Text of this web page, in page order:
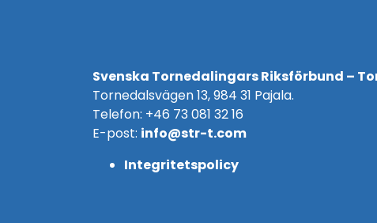
Svenska Tornedalingars Riksförbund –
Tornedalsvägen 13, 984 31 Pajala.
Telefon: +46 73 081 32 16
E-post: info@str-t.com
Integritetspolicy